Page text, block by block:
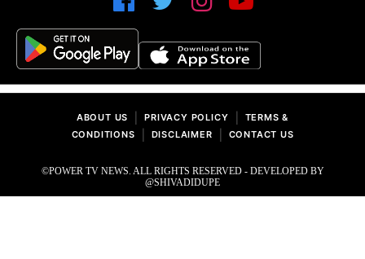
ABOUT US PRIVACY POLICY
TERMS &
CONDITIONS
DISCLAIMER CONTACT US
©POWER TV NEWS. ALL RIGHTS RESERVED - DEVELOPED BY
@SHIVADIDUPE